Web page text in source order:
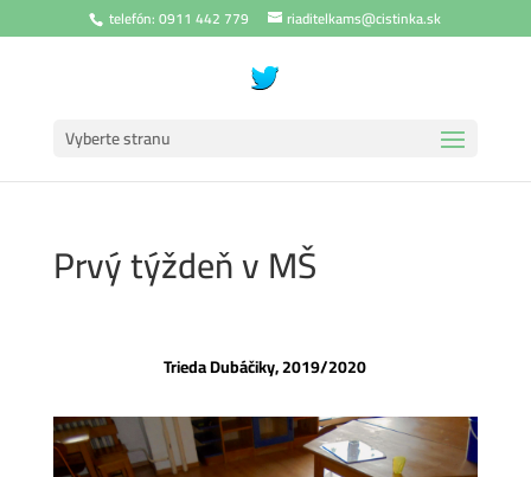
telefón: 0911 442 779 riaditelkams@cistinka.sk
Vyberte stranu
Prvý týždeň v MŠ
Trieda Dubáčiky, 2019/2020